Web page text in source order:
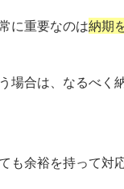
に重要なのは納期
場合は、なるべく
も余裕を持って対